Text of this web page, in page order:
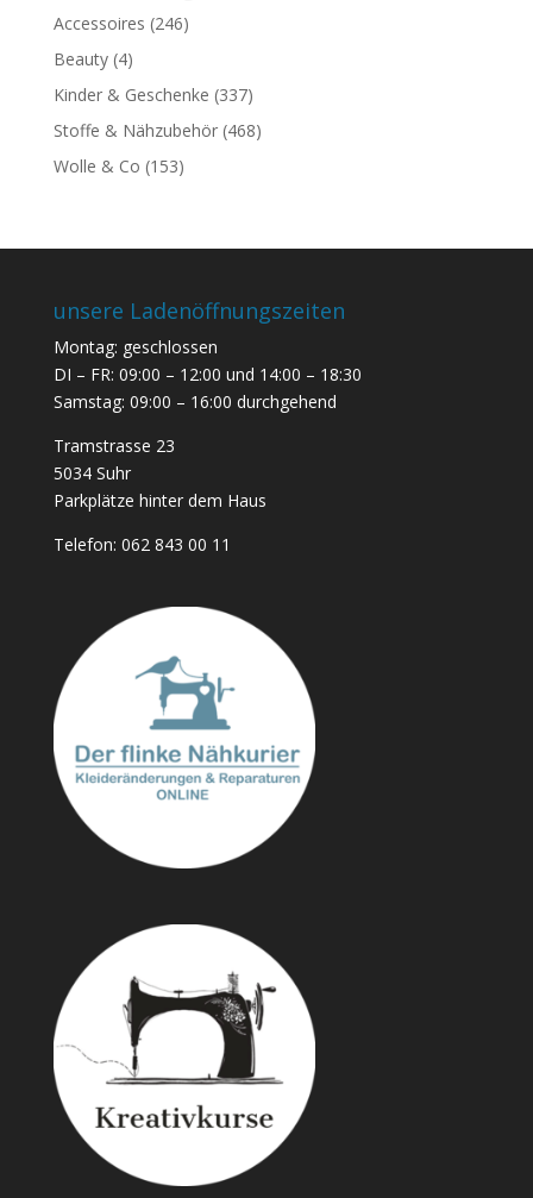
Accessoires (246)
Beauty (4)
Kinder & Geschenke (337)
Stoffe & Nähzubehör (468)
Wolle & Co (153)
unsere Ladenöffnungszeiten
Montag: geschlossen
DI – FR: 09:00 – 12:00 und 14:00 – 18:30
Samstag: 09:00 – 16:00 durchgehend
Tramstrasse 23
5034 Suhr
Parkplätze hinter dem Haus
Telefon: 062 843 00 11